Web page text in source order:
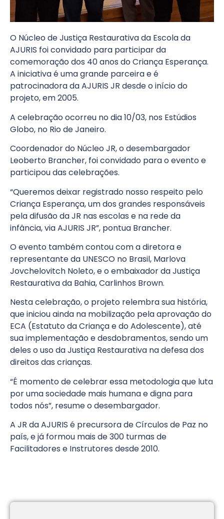
O Núcleo de Justiça Restaurativa da Escola da
AJURIS foi convidado para participar da
comemoração dos 40 anos do Criança Esperança.
A iniciativa é uma grande parceira e é
patrocinadora da AJURIS JR desde o início do
projeto, em 2005.
A celebração ocorreu no dia 10/03, nos Estúdios
Globo, no Rio de Janeiro.
Coordenador do Núcleo JR, o desembargador
Leoberto Brancher, foi convidado para o evento e
participou das celebrações.
“Queremos deixar registrado nosso respeito pelo
Criança Esperança, um dos grandes responsáveis
pela difusão da JR nas escolas e na rede da
infância, via AJURIS JR”, pontua Brancher.
O evento também contou com a diretora e
representante da UNESCO no Brasil, Marlova
Jovchelovitch Noleto, e o embaixador da Justiça
Restaurativa da Bahia, Carlinhos Brown.
Nesta celebração, o projeto relembra sua história,
que iniciou ainda na mobilização pela aprovação do
ECA (Estatuto da Criança e do Adolescente), até
sua implementação e desdobramentos, sendo um
deles o uso da Justiça Restaurativa na defesa dos
direitos das crianças.
“É momento de celebrar essa metodologia que luta
por uma sociedade mais humana e digna para
todos nós”, resume o desembargador.
A JR da AJURIS é precursora de Círculos de Paz no
país, e já formou mais de 300 turmas de
Facilitadores e Instrutores desde 2010.